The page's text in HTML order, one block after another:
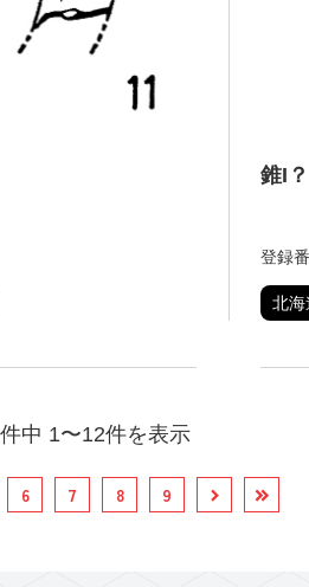
錐I？
登録
北海
中 1〜12件を表示
6 7 8 9